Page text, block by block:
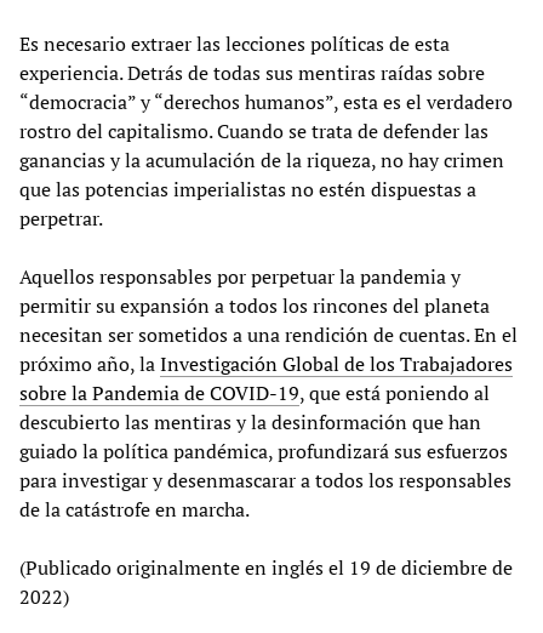
Es necesario extraer las lecciones políticas de esta
experiencia. Detrás de todas sus mentiras raídas sobre
“democracia” y “derechos humanos”, esta es el verdadero
rostro del capitalismo. Cuando se trata de defender las
ganancias y la acumulación de la riqueza, no hay crimen
que las potencias imperialistas no estén dispuestas a
perpetrar.
Aquellos responsables por perpetuar la pandemia y
permitir su expansión a todos los rincones del planeta
necesitan ser sometidos a una rendición de cuentas. En el
próximo año, laInvestigación Global de los Trabajadores
sobre la Pandemia de COVID-19, que está poniendo al
descubierto las mentiras y la desinformación que han
guiado la política pandémica, profundizará sus esfuerzos
para investigar y desenmascarar a todos los responsables
de la catástrofe en marcha.
(Publicado originalmente en inglés el 19 de diciembre de
2022)